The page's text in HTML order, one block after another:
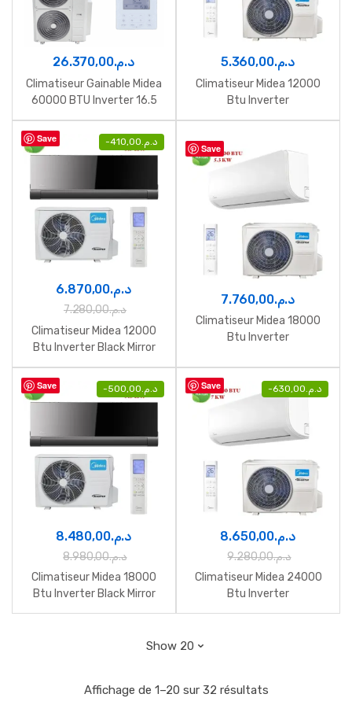
د.م.26.370,00
Climatiseur Gainable Midea
60000 BTU Inverter 16.5
kW
د.م.5.360,00
Climatiseur Midea 12000
Btu Inverter
Save - د.م.410,00
د.م.6.870,00
د.م.7.280,00
Climatiseur Midea 12000
Btu Inverter Black Mirror
Save
د.م.7.760,00
Climatiseur Midea 18000
Btu Inverter
Save - د.م. 500,00
د.م.8.480,00
د.م.8.980,00
Climatiseur Midea 18000
Btu Inverter Black Mirror
Save - د.م. 630,00
د.م.8.650,00
د.م.9.280,00
Climatiseur Midea 24000
Btu Inverter
Affichage de 1–20 sur 32 résultats